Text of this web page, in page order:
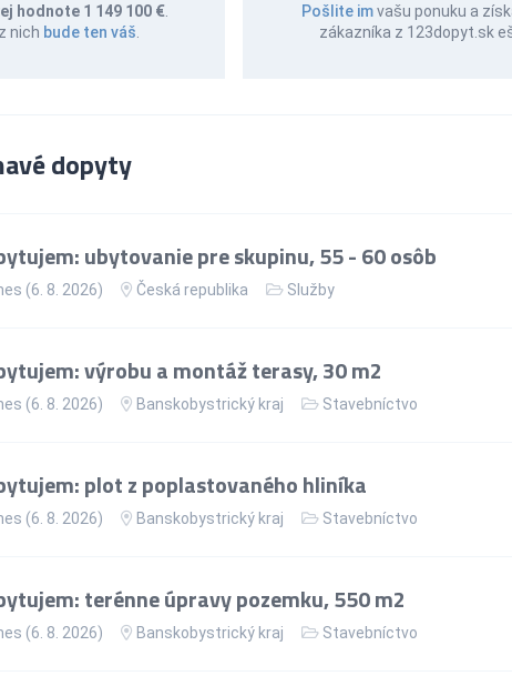
hodnote 1 149 100 €.
nich bude ten váš
Pošlite imvašu ponuku a
zákazníka z 123dopyt.sk
dopyty
ubytovanie pre skupinu, 55 - 60 osôb
(6. 8. 2026) Česká republika Služby
výrobu a montáž terasy, 30 m2
(6. 8. 2026) Banskobystrický kraj Stavebníctvo
plot z poplastovaného hliníka
(6. 8. 2026) Banskobystrický kraj Stavebníctvo
terénne úpravy pozemku, 550 m2
(6. 8. 2026) Banskobystrický kraj Stavebníctvo